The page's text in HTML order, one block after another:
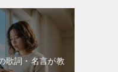
歌詞・名言が教